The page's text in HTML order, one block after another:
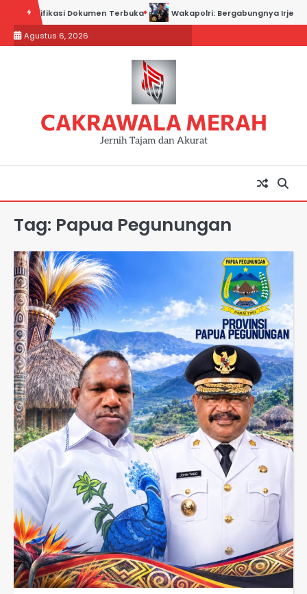
content
Dokumen Terbuka Wakapolri: Bergabungnya Irjen Pol.
Agustus 6, 2026
CAKRAWALA MERAH
Jernih Tajam dan Akurat
Tag: Papua Pegunungan